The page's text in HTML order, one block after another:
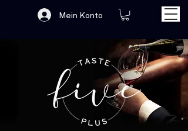
Mein Konto